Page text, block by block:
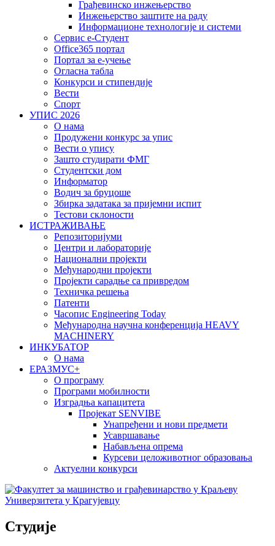
Грађевинско инжењерство
Инжењерство заштите на раду
Информационе технологије и системи
Сервис е-Студент
Office365 портал
Портал за е-учење
Огласна табла
Конкурси и стипендије
Вести
Спорт
УПИС 2026
О нама
Продужени конкурс за упис
Вести о упису
Зашто студирати ФМГ
Студентски дом
Информатор
Водич за бруцоше
Збиркa задатака за пријемни испит
Тестови склоности
ИСТРАЖИВАЊЕ
Репозиторијуми
Центри и лабораторије
Национални пројекти
Међународни пројекти
Пројекти сарадње са привредом
Техничка решења
Патенти
Часопис Engineering Today
Међународна научна конференција HEAVY
MACHINERY
ИНКУБАТОР
О нама
EРАЗМУС+
О програму
Програми мобилности
Изградња капацитета
Пројекат SENVIBE
Унапређени и нови предмети
Усавршавање
Набављена опрема
Курсеви целоживотног образовања
Актуелни конкурси
Студије